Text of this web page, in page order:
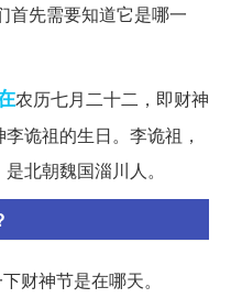
首先需要知道它是哪一
农历七月二十二，即财神
诡祖的生日。李诡祖，
北朝魏国淄川人。
财神节是在哪天。